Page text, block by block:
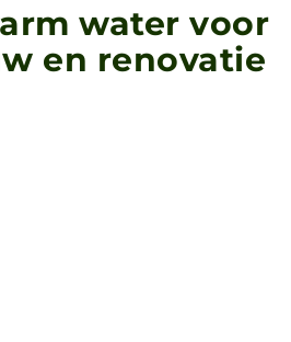
water voor
en renovatie